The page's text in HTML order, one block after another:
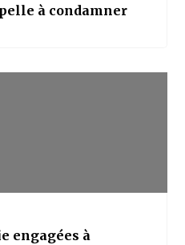
à condamner
engagées à